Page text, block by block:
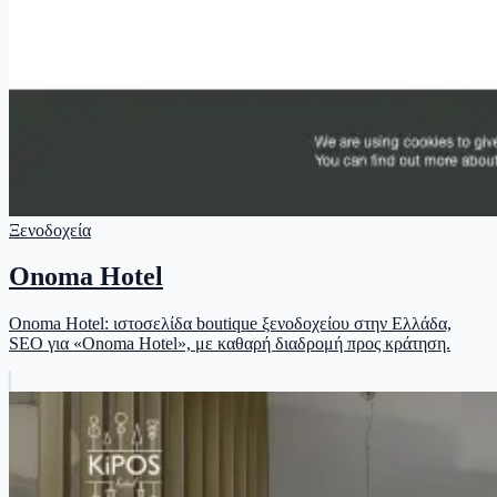
Ξενοδοχεία
Onoma Hotel
Onoma Hotel: ιστοσελίδα boutique ξενοδοχείου στην Ελλάδα,
SEO για «Onoma Hotel», με καθαρή διαδρομή προς κράτηση.